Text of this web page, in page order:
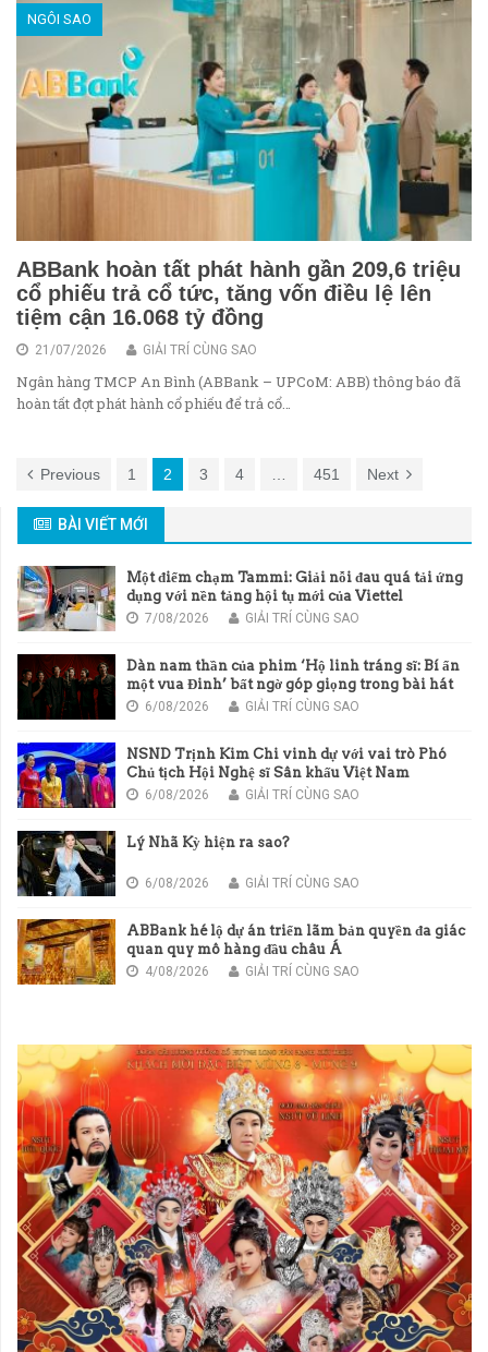
NGÔI SAO
ABBank hoàn tất phát hành gần 209,6 triệu
cổ phiếu trả cổ tức, tăng vốn điều lệ lên
tiệm cận 16.068 tỷ đồng
21/07/2026 GIẢI TRÍ CÙNG SAO
Ngân hàng TMCP An Bình (ABBank – UPCoM: ABB) thông báo đã
hoàn tất đợt phát hành cổ phiếu để trả cổ…
Previous 1 2 3 4 451 Next
BÀI VIẾT MỚI
Một điểm chạm Tammi: Giải nỗi đau quá tải ứng
dụng với nền tảng hội tụ mới của Viettel
7/08/2026 GIẢI TRÍ CÙNG SAO
Dàn nam thần của phim ‘Hộ linh tráng sĩ: Bí ẩn
một vua Đinh’ bất ngờ góp giọng trong bài hát
chủ đề của phim
6/08/2026 GIẢI TRÍ CÙNG SAO
NSND Trịnh Kim Chi vinh dự với vai trò Phó
Chủ tịch Hội Nghệ sĩ Sân khấu Việt Nam
6/08/2026 GIẢI TRÍ CÙNG SAO
Lý Nhã Kỳ hiện ra sao?
6/08/2026 GIẢI TRÍ CÙNG SAO
ABBank hé lộ dự án triển lãm bản quyền đa giác
quan quy mô hàng đầu châu Á
4/08/2026 GIẢI TRÍ CÙNG SAO